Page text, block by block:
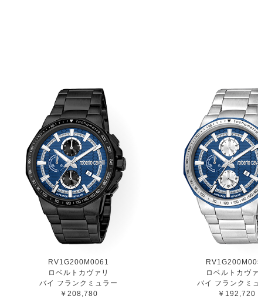
RV1G200M0061
ロベルトカヴァリ
バイ フランクミュラー
￥208,780
ロベルトカヴ
バイ フランクミ
￥192,720